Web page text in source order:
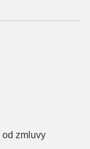
od zmluvy